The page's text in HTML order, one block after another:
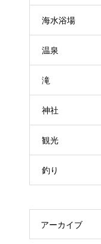
海水浴場
温泉
滝
神社
観光
釣り
アーカイブ